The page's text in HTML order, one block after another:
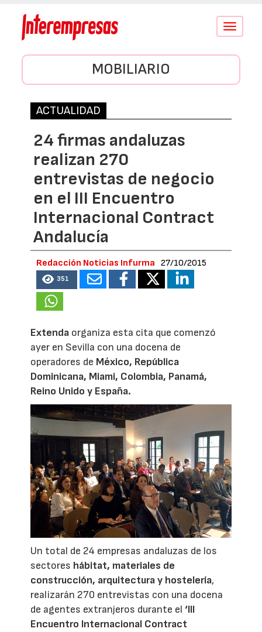
Conmutar
MOBILIARIO
ACTUALIDAD
24 firmas andaluzas
realizan 270
entrevistas de negocio
en el III Encuentro
Internacional Contract
Andalucía
Redacción Noticias Infurma 27/10/2015
351
Extenda organiza esta cita que comenzó
ayer en Sevilla con una docena de
operadores de México, República
Dominicana, Miami, Colombia, Panamá,
Reino Unido y España.
Un total de 24 empresas andaluzas de los
sectores hábitat, materiales de
construcción, arquitectura y hostelería,
realizarán 270 entrevistas con una docena
de agentes extranjeros durante el ‘III
Encuentro Internacional Contract